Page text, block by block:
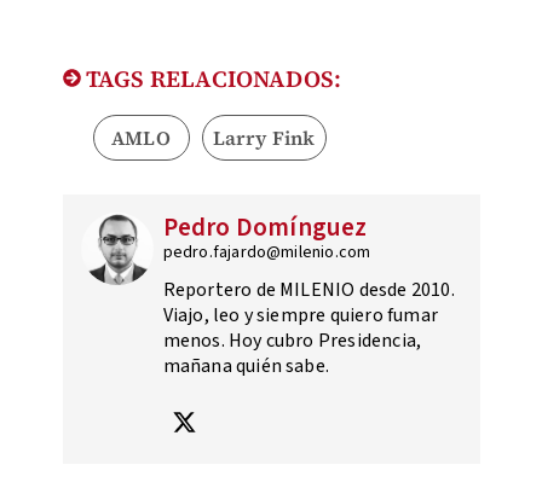
TAGS RELACIONADOS:
AMLO Larry Fink
Pedro Domínguez
pedro.fajardo@milenio.com
Reportero de MILENIO desde 2010.
Viajo, leo y siempre quiero fumar
menos. Hoy cubro Presidencia,
mañana quién sabe.